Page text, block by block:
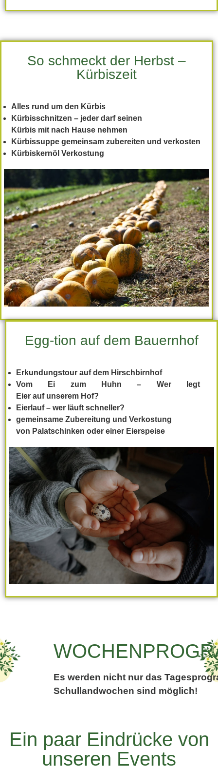
So schmeckt der Herbst –
Kürbiszeit
Alles rund um den Kürbis
Kürbisschnitzen – jeder darf seinen
Kürbis mit nach Hause nehmen
Kürbissuppe gemeinsam zubereiten und verkosten
Kürbiskernöl Verkostung
Egg-tion auf dem Bauernhof
Erkundungstour auf dem Hirschbirnhof
Vom
Ei zum Huhn –
Wer legt
Eier auf unserem Hof?
Eierlauf – wer läuft schneller?
gemeinsame Zubereitung und Verkostung
von Palatschinken oder einer Eierspeise
Es werden nicht nur das
Schullandwochen sind möglich!
Ein paar Eindrücke von
unseren Events